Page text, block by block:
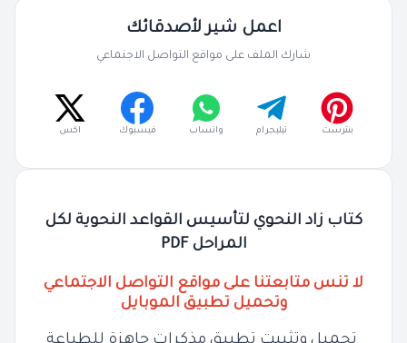
كتاب زاد النحوي لتأسيس القواعد النحوية لكل
المراحل PDF
لا تنس متابعتنا على مواقع التواصل الاجتماعي
وتحميل تطبيق الموبايل
اعمل شير لأصدقائك
شارك الملف على مواقع التواصل الاجتماعي
بنترست تيليجرام واتساب فيسبوك اكس